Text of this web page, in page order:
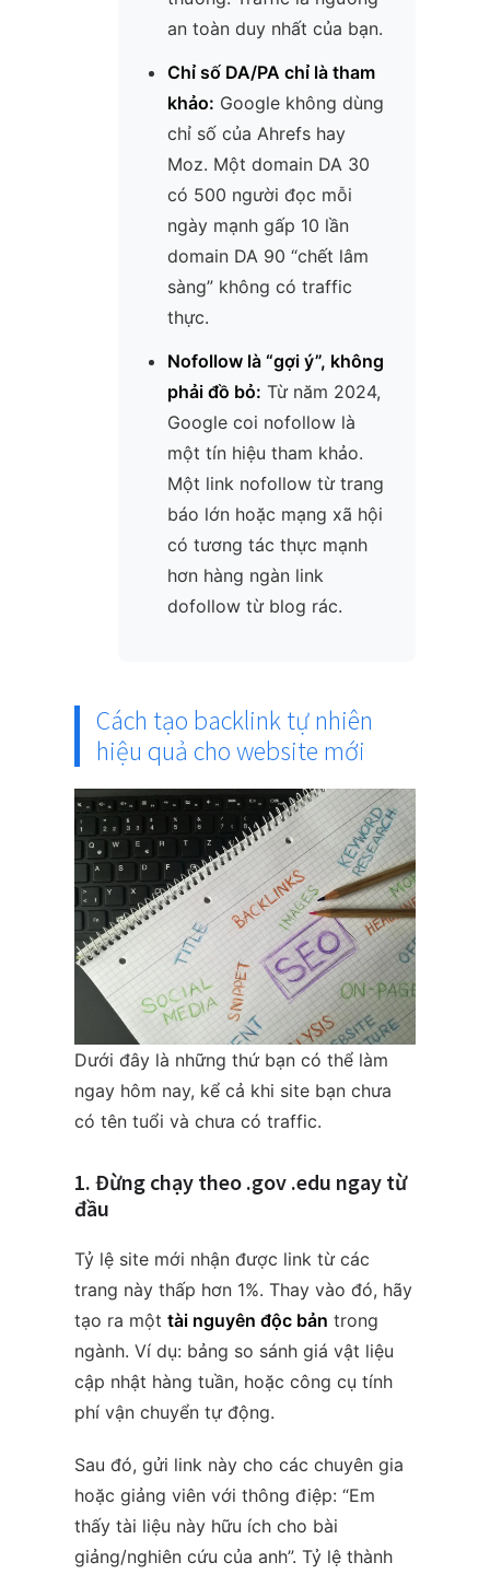
an toàn duy nhất của bạn.
Chỉ số DA/PA chỉ là tham
khảo: Google không dùng
chỉ số của Ahrefs hay
Moz. Một domain DA 30
có 500 người đọc mỗi
ngày mạnh gấp 10 lần
domain DA 90 “chết lâm
sàng” không có traffic
thực.
Nofollow là “gợi ý”, không
phải đồ bỏ: Từ năm 2024,
Google coi nofollow là
một tín hiệu tham khảo.
Một link nofollow từ trang
báo lớn hoặc mạng xã hội
có tương tác thực mạnh
hơn hàng ngàn link
dofollow từ blog rác.
Cách tạo backlink tự nhiên
hiệu quả cho website mới
Dưới đây là những thứ bạn có thể làm
ngay hôm nay, kể cả khi site bạn chưa
có tên tuổi và chưa có traffic.
1. Đừng chạy theo .gov .edu ngay từ
đầu
Tỷ lệ site mới nhận được link từ các
trang này thấp hơn 1%. Thay vào đó, hãy
tạo ra một tài nguyên độc bản trong
ngành. Ví dụ: bảng so sánh giá vật liệu
cập nhật hàng tuần, hoặc công cụ tính
phí vận chuyển tự động.
Sau đó, gửi link này cho các chuyên gia
hoặc giảng viên với thông điệp: “Em
thấy tài liệu này hữu ích cho bài
giảng/nghiên cứu của anh”. Tỷ lệ thành